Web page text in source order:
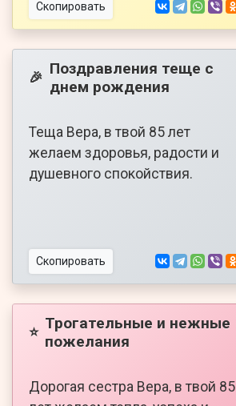
Скопировать
🎉 Поздравления теще с
днем рождения
Теща Вера, в твой 85 лет
желаем здоровья, радости и
душевного спокойствия.
Скопировать
⭐ Трогательные и нежные
пожелания
Дорогая сестра Вера, в твой 85